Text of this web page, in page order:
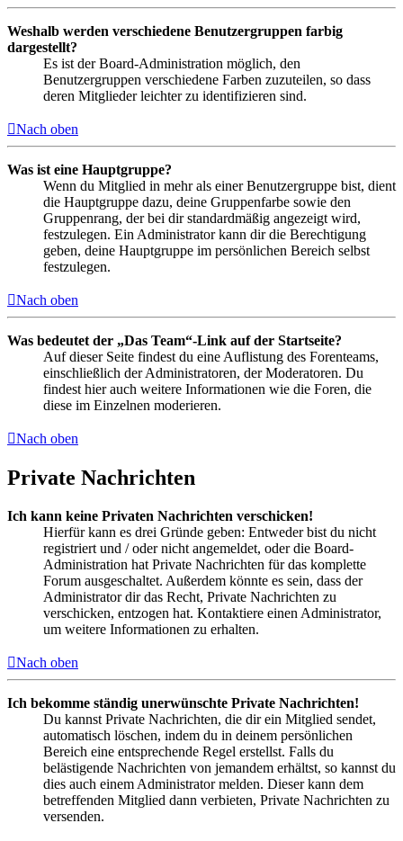
Weshalb werden verschiedene Benutzergruppen farbig
dargestellt?
Es ist der Board-Administration möglich, den
Benutzergruppen verschiedene Farben zuzuteilen, so dass
deren Mitglieder leichter zu identifizieren sind.
Nach oben
Was ist eine Hauptgruppe?
Wenn du Mitglied in mehr als einer Benutzergruppe bist, dient
die Hauptgruppe dazu, deine Gruppenfarbe sowie den
Gruppenrang, der bei dir standardmäßig angezeigt wird,
festzulegen. Ein Administrator kann dir die Berechtigung
geben, deine Hauptgruppe im persönlichen Bereich selbst
festzulegen.
Nach oben
Was bedeutet der „Das Team“-Link auf der Startseite?
Auf dieser Seite findest du eine Auflistung des Forenteams,
einschließlich der Administratoren, der Moderatoren. Du
findest hier auch weitere Informationen wie die Foren, die
diese im Einzelnen moderieren.
Nach oben
Private Nachrichten
Ich kann keine Privaten Nachrichten verschicken!
Hierfür kann es drei Gründe geben: Entweder bist du nicht
registriert und / oder nicht angemeldet, oder die Board-
Administration hat Private Nachrichten für das komplette
Forum ausgeschaltet. Außerdem könnte es sein, dass der
Administrator dir das Recht, Private Nachrichten zu
verschicken, entzogen hat. Kontaktiere einen Administrator,
um weitere Informationen zu erhalten.
Nach oben
Ich bekomme ständig unerwünschte Private Nachrichten!
Du kannst Private Nachrichten, die dir ein Mitglied sendet,
automatisch löschen, indem du in deinem persönlichen
Bereich eine entsprechende Regel erstellst. Falls du
belästigende Nachrichten von jemandem erhältst, so kannst du
dies auch einem Administrator melden. Dieser kann dem
betreffenden Mitglied dann verbieten, Private Nachrichten zu
versenden.